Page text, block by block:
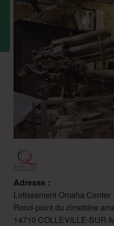
Adresse :
Lotissement Omaha Center
Rond-point du cimetière
14710 COLLEVILLE-SUR-